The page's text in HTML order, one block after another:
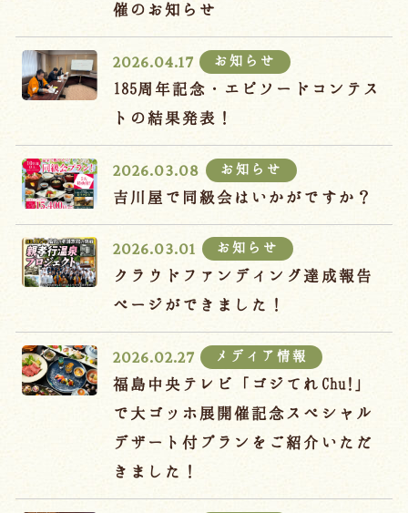
催のお知らせ
2026.04.17 お知らせ
185周年記念・エピソードコンテス
トの結果発表！
2026.03.08 お知らせ
吉川屋で同級会はいかがですか？
2026.03.01 お知らせ
クラウドファンディング達成報告
ページができました！
2026.02.27 メディア情報
福島中央テレビ「ゴジてれChu!」
で大ゴッホ展開催記念スペシャル
デザート付プランをご紹介いただ
きました！
会議・団体 吉川屋で過ごす特別な日
お知らせ よくあるご質問
お問い合わせ
予約確認・変更・キャンセル
キャンセルポリシー
宿泊約款
オンラインショップ
吉川屋×温泉むすめ
Follow us
024-542-2226